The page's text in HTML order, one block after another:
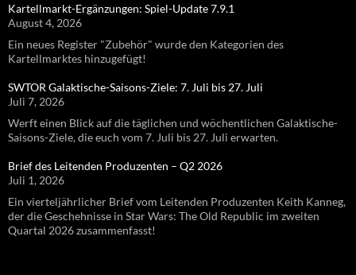
Kartellmarkt-Ergänzungen: Spiel-Update 7.9.1
August 4, 2026
Ein neues Register "Zubehör" wurde den Kategorien des
Kartellmarktes hinzugefügt!
SWTOR Galaktische-Saisons-Ziele: 7. Juli bis 27. Juli
Juli 7, 2026
Werft einen Blick auf die täglichen und wöchentlichen Galaktische-
Saisons-Ziele, die euch vom 7. Juli bis 27. Juli erwarten.
Brief des Leitenden Produzenten – Q2 2026
Juli 1, 2026
Ein vierteljährlicher Brief vom Leitenden Produzenten Keith Kanneg,
der die Geschehnisse in Star Wars: The Old Republic im zweiten
Quartal 2026 zusammenfasst!